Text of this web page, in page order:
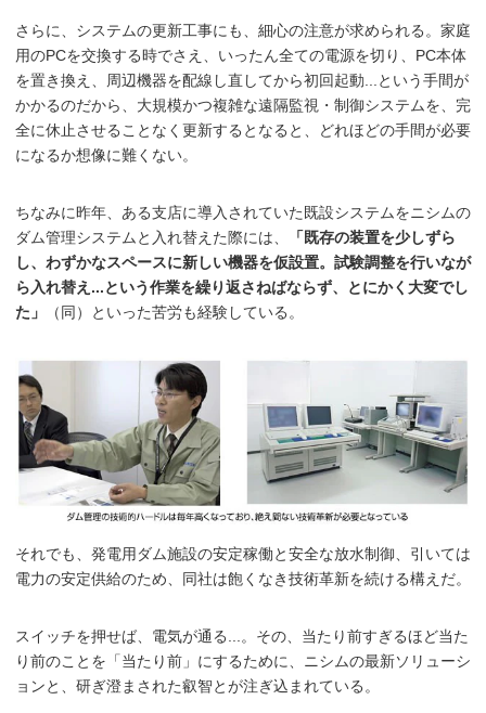
さらに、システムの更新工事にも、細心の注意が求められる。家庭
用のPCを交換する時でさえ、いったん全ての電源を切り、PC本体
を置き換え、周辺機器を配線し直してから初回起動...という手間が
かかるのだから、大規模かつ複雑な遠隔監視・制御システムを、完
全に休止させることなく更新するとなると、どれほどの手間が必要
になるか想像に難くない。
ちなみに昨年、ある支店に導入されていた既設システムをニシムの
ダム管理システムと入れ替えた際には、
「既存の装置を少しずら
し、わずかなスペースに新しい機器を仮設置。試験調整を行いなが
ら入れ替え...という作業を繰り返さねばならず、とにかく大変でし
た」
（同）といった苦労も経験している。
それでも、発電用ダム施設の安定稼働と安全な放水制御、引いては
電力の安定供給のため、同社は飽くなき技術革新を続ける構えだ。
スイッチを押せば、電気が通る...。その、当たり前すぎるほど当た
り前のことを「当たり前」にするために、ニシムの最新ソリューシ
ョンと、研ぎ澄まされた叡智とが注ぎ込まれている。